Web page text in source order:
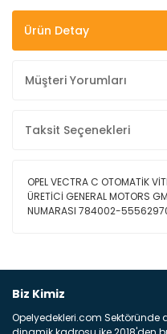
Ürün Detay
Müşteri Yorumları
Taksit Seçenekleri
OPEL VECTRA C OTOMATİK
ÜRETİCİ GENERAL MOTORS
NUMARASI 784002-
Biz Kimiz
Opelyedekleri.com Sektöründe